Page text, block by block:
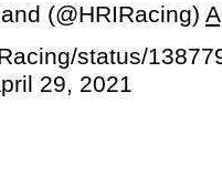
(@HRIRacing)
status/
29, 2021